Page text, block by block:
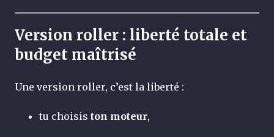
Version roller : liberté totale et
budget maîtrisé
Une version roller, c’est la liberté :
tu choisis ton moteur,